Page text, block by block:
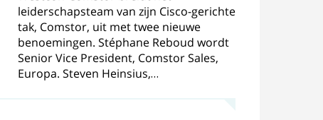
leiderschapsteam van zijn Cisco-gerichte
tak, Comstor, uit met twee nieuwe
benoemingen. Stéphane Reboud wordt
Senior Vice President, Comstor Sales,
Europa. Steven Heinsius,…